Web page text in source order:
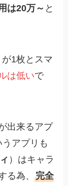
は20万～ と
1枚とスマ
は低いで
出来るアプ
うアプリも
）はキャラ
る為、完全